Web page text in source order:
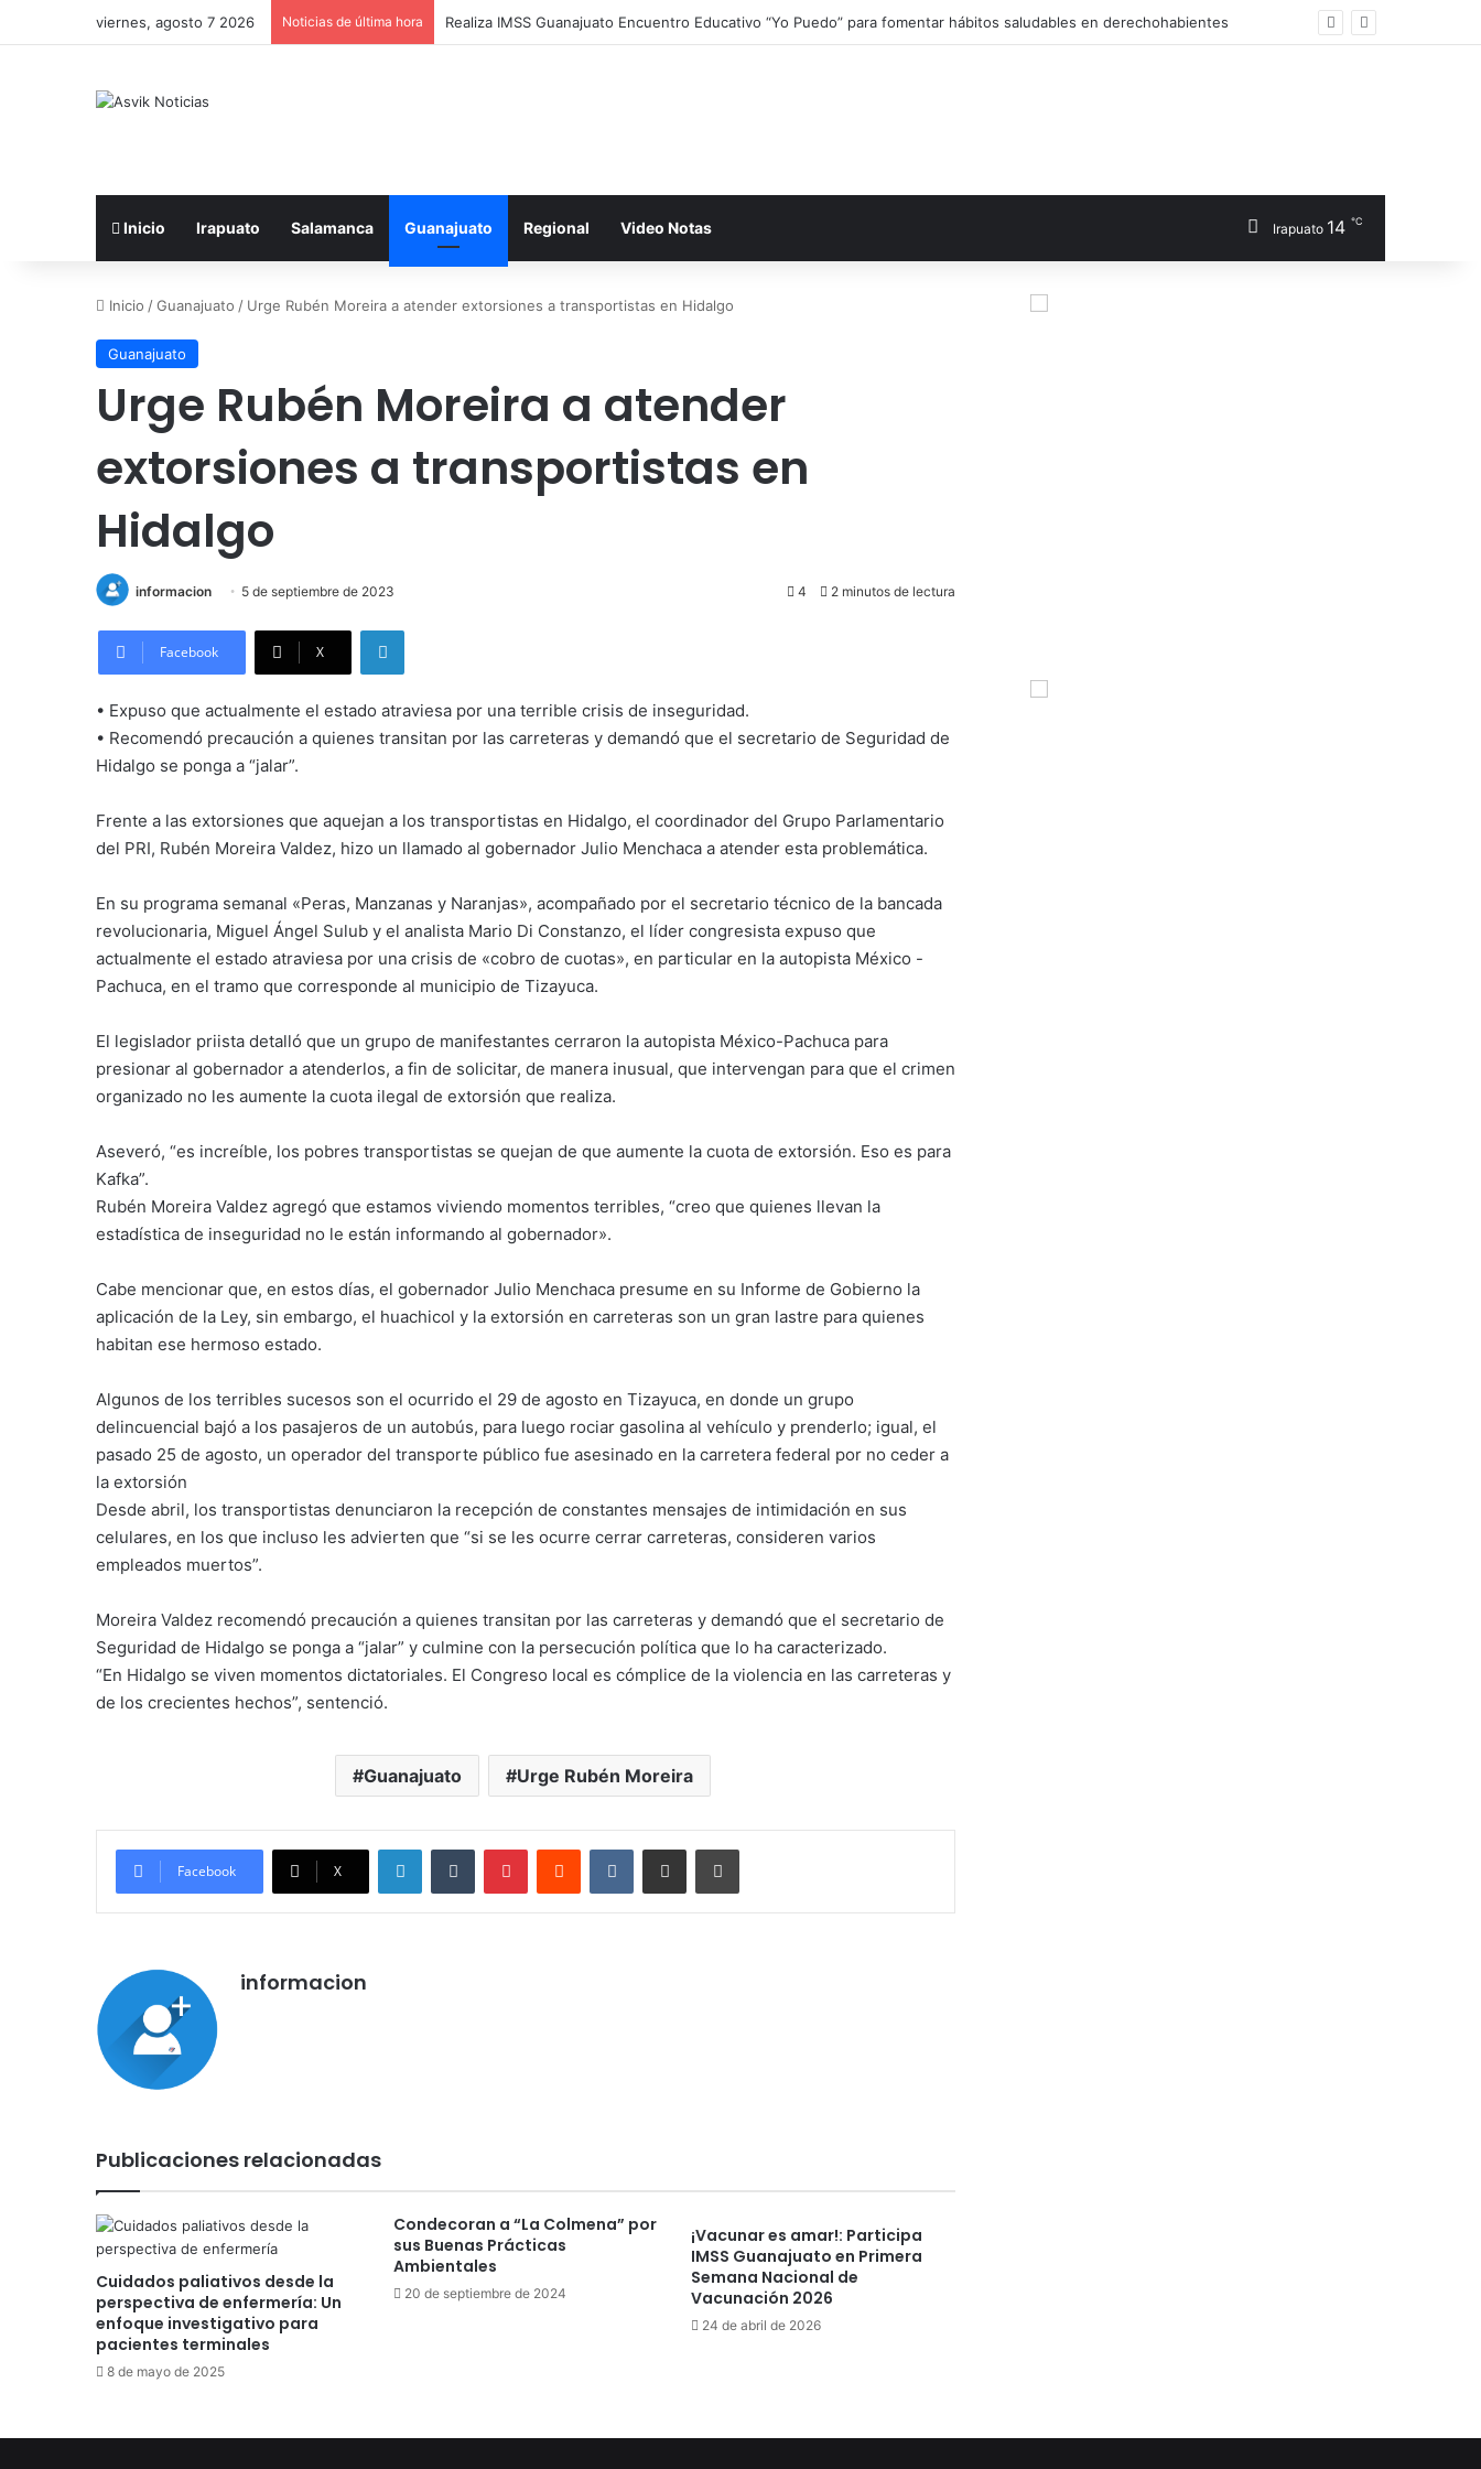
viernes, agosto 7 2026 Noticias de última hora Realiza IMSS Guanajuato Encuentro Educativo “Yo Puedo” para fomentar hábitos saludables en derechohabientes
Inicio Irapuato Salamanca Guanajuato Regional Video Notas Irapuato 14 ℃
Inicio /Guanajuato / Urge Rubén Moreira a atender extorsiones a transportistas en Hidalgo
Guanajuato
Urge Rubén Moreira a atender
extorsiones a transportistas en
Hidalgo
informacion 5 de septiembre de 2023 4 2 minutos de lectura
Facebook X
LinkedIn
• Expuso que actualmente el estado atraviesa por una terrible crisis de inseguridad.
• Recomendó precaución a quienes transitan por las carreteras y demandó que el secretario de Seguridad de
Hidalgo se ponga a “jalar”.
Frente a las extorsiones que aquejan a los transportistas en Hidalgo, el coordinador del Grupo Parlamentario
del PRI, Rubén Moreira Valdez, hizo un llamado al gobernador Julio Menchaca a atender esta problemática.
En su programa semanal «Peras, Manzanas y Naranjas», acompañado por el secretario técnico de la bancada
revolucionaria, Miguel Ángel Sulub y el analista Mario Di Constanzo, el líder congresista expuso que
actualmente el estado atraviesa por una crisis de «cobro de cuotas», en particular en la autopista México -
Pachuca, en el tramo que corresponde al municipio de Tizayuca.
El legislador priista detalló que un grupo de manifestantes cerraron la autopista México-Pachuca para
presionar al gobernador a atenderlos, a fin de solicitar, de manera inusual, que intervengan para que el crimen
organizado no les aumente la cuota ilegal de extorsión que realiza.
Aseveró, “es increíble, los pobres transportistas se quejan de que aumente la cuota de extorsión. Eso es para
Kafka”.
Rubén Moreira Valdez agregó que estamos viviendo momentos terribles, “creo que quienes llevan la
estadística de inseguridad no le están informando al gobernador».
Cabe mencionar que, en estos días, el gobernador Julio Menchaca presume en su Informe de Gobierno la
aplicación de la Ley, sin embargo, el huachicol y la extorsión en carreteras son un gran lastre para quienes
habitan ese hermoso estado.
Algunos de los terribles sucesos son el ocurrido el 29 de agosto en Tizayuca, en donde un grupo
delincuencial bajó a los pasajeros de un autobús, para luego rociar gasolina al vehículo y prenderlo; igual, el
pasado 25 de agosto, un operador del transporte público fue asesinado en la carretera federal por no ceder a
la extorsión
Desde abril, los transportistas denunciaron la recepción de constantes mensajes de intimidación en sus
celulares, en los que incluso les advierten que “si se les ocurre cerrar carreteras, consideren varios
empleados muertos”.
Moreira Valdez recomendó precaución a quienes transitan por las carreteras y demandó que el secretario de
Seguridad de Hidalgo se ponga a “jalar” y culmine con la persecución política que lo ha caracterizado.
“En Hidalgo se viven momentos dictatoriales. El Congreso local es cómplice de la violencia en las carreteras y
de los crecientes hechos”, sentenció.
Guanajuato Urge Rubén Moreira
Facebook X
LinkedInTumblr PinterestReddit VKontakteCompartir por correo electrónicoImprimir
informacion
Publicaciones relacionadas
Cuidados paliativos desde la
perspectiva de enfermería: Un
enfoque investigativo para
pacientes terminales
8 de mayo de 2025
Condecoran a “La Colmena” por
sus Buenas Prácticas
Ambientales
20 de septiembre de 2024
¡Vacunar es amar!: Participa
IMSS Guanajuato en Primera
Semana Nacional de
Vacunación 2026
24 de abril de 2026